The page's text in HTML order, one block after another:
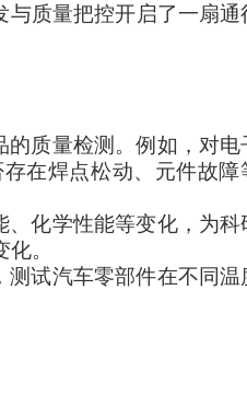
质量把控开启了一扇通
的质量检测。例如，对电
在焊点松动、元件故障
化学性能等变化，为科
。
试汽车零部件在不同温